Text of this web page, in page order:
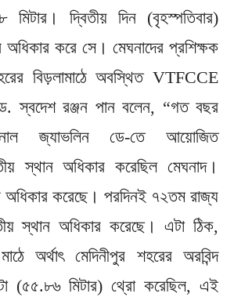
দ্বিতীয় দিন (বৃহস্পতিবার)
করে সে। মেঘনাদের প্রশিক্ষক
বিড়লামাঠে অবস্থিত VTFCCE
ড. স্বদেশ রঞ্জন পান বলেন, “গত বছর
জ্যাভলিন ডে-তে আয়োজিত
স্থান অধিকার করেছিল মেঘনাদ।
করেছে। পরদিনই ৭২তম রাজ্য
স্থান অধিকার করেছে। এটা ঠিক,
অর্থাৎ মেদিনীপুর শহরের অরবিন্দ
(৫৫.৮৬ মিটার) থ্রো করেছিল, এই